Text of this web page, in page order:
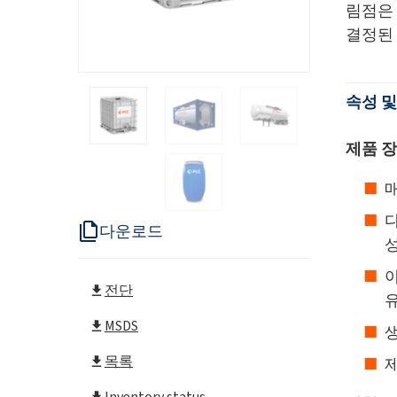
다운로드
전단
MSDS
목록
림점
결정된
속성
제품